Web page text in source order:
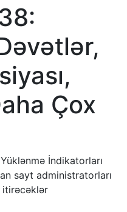
Çox
İndikatorları
sayt administratorları
itirəcəklər